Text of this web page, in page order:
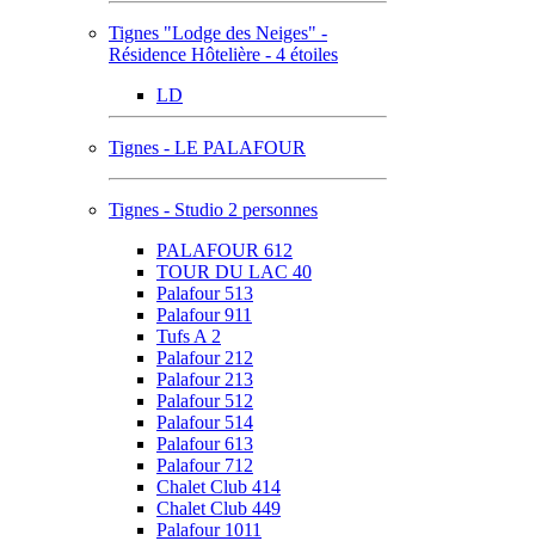
Tignes "Lodge des Neiges" -
Résidence Hôtelière - 4 étoiles
LD
Tignes - LE PALAFOUR
Tignes - Studio 2 personnes
PALAFOUR 612
TOUR DU LAC 40
Palafour 513
Palafour 911
Tufs A 2
Palafour 212
Palafour 213
Palafour 512
Palafour 514
Palafour 613
Palafour 712
Chalet Club 414
Chalet Club 449
Palafour 1011